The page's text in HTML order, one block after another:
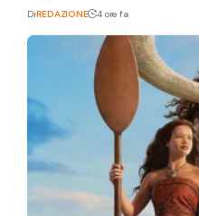
DiREDAZIONE 4 ore fa